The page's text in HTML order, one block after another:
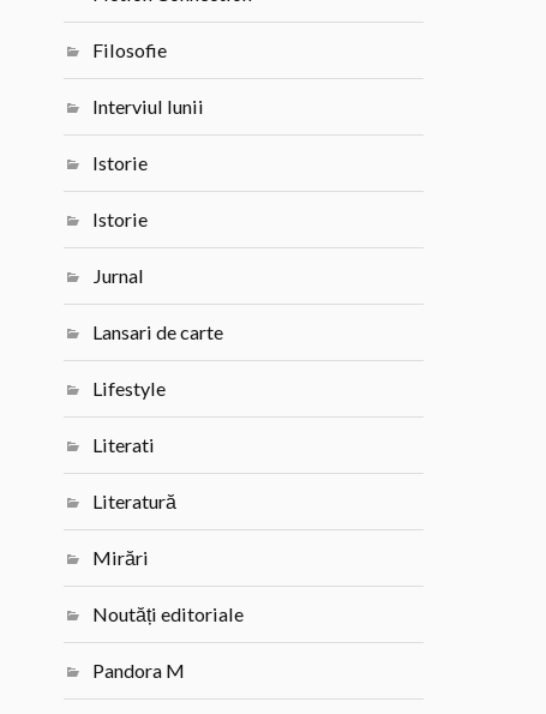
Filosofie
Interviul lunii
Istorie
Istorie
Jurnal
Lansari de carte
Lifestyle
Literati
Literatură
Mirări
Noutăți editoriale
Pandora M